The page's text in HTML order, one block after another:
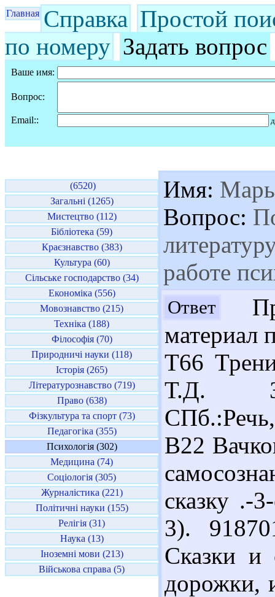
Главная Справка Простой
по номеру Задать вопрос
Ваше имя:
Вопрос:
Email::
(6520)
Загальні (1265)
Мистецтво (112)
Бібліотека (59)
Краєзнавство (383)
Культура (60)
Сільське господарство (34)
Економіка (556)
Мовознавство (215)
Техніка (188)
Філософія (70)
Природничі науки (118)
Історія (265)
Літературознавство (719)
Право (638)
Фізкультура та спорт (73)
Педагогіка (355)
Психологія (302)
Медицина (74)
Соціологія (305)
Журналістика (221)
Політичні науки (155)
Релігія (31)
Наука (13)
Іноземні мови (213)
Військова справа (5)
Имя:
Вопрос:
работе
Ответ
материал
Т66
Т.Д.
В22
сказку .-
3).
Сказки и
дорожки,